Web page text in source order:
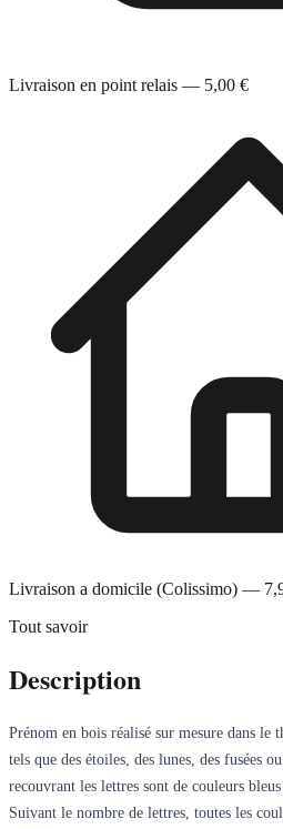
Livraison en point relais — 5,00 €
Livraison a domicile (Colissimo) —
Tout savoir
Description
Prénom en bois réalisé sur mesure dans le
tels que des étoiles, des lunes, des fusées
recouvrant les lettres sont de couleurs
Suivant le nombre de lettres, toutes les